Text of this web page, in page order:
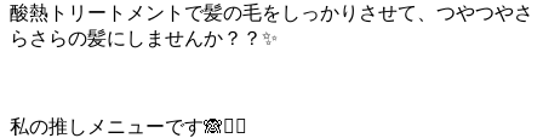
酸熱トリートメントで髪の毛をしっかりさせて、つやつやさ
らさらの髪にしませんか？？✨️
私の推しメニューです🙈❤️‍🔥